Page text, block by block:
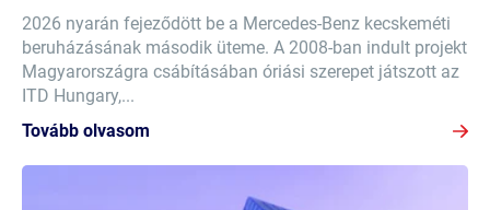
2026 nyarán fejeződött be a Mercedes-Benz kecskeméti
beruházásának második üteme. A 2008-ban indult projekt
Magyarországra csábításában óriási szerepet játszott az
ITD Hungary,...
Tovább olvasom